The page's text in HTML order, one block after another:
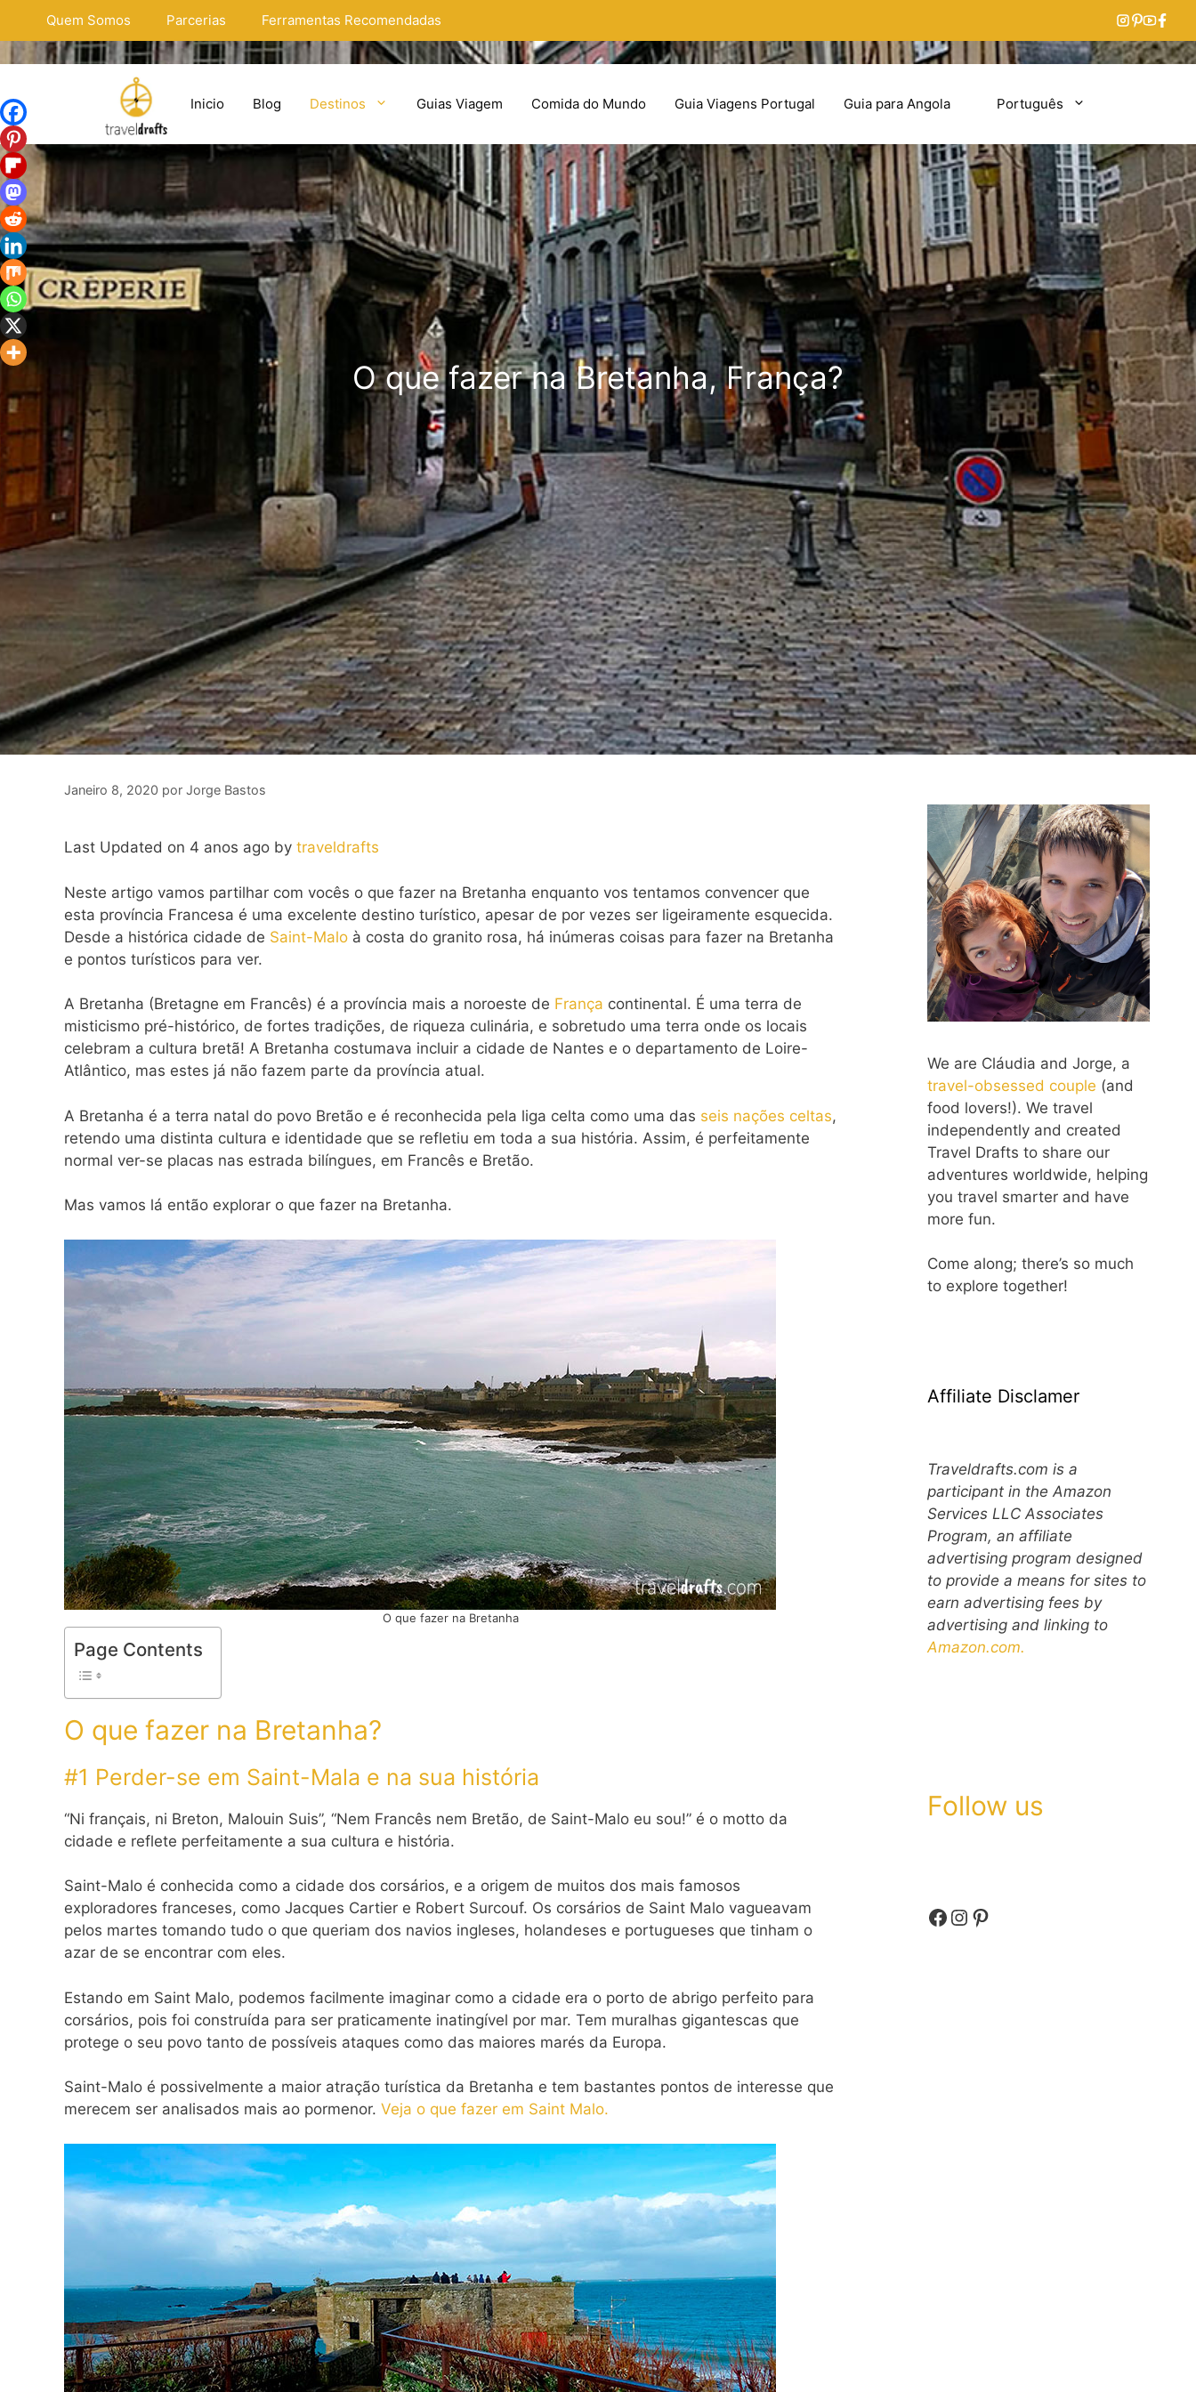
Quem Somos Parcerias Ferramentas Recomendadas
Inicio Blog Destinos Guias Viagem Comida do Mundo Guia Viagens Portugal Guia para Angola Português
O que fazer na Bretanha, França?
Janeiro 8, 2020 por Jorge Bastos
Last Updated on 4 anos ago by traveldrafts
Neste artigo vamos partilhar com vocês o que fazer na Bretanha enquanto vos tentamos convencer que
esta província Francesa é uma excelente destino turístico, apesar de por vezes ser ligeiramente esquecida.
Desde a histórica cidade de Saint-Malo à costa do granito rosa, há inúmeras coisas para fazer na Bretanha
e pontos turísticos para ver.
A Bretanha (Bretagne em Francês) é a província mais a noroeste de França continental. É uma terra de
misticismo pré-histórico, de fortes tradições, de riqueza culinária, e sobretudo uma terra onde os locais
celebram a cultura bretã! A Bretanha costumava incluir a cidade de Nantes e o departamento de Loire-
Atlântico, mas estes já não fazem parte da província atual.
A Bretanha é a terra natal do povo Bretão e é reconhecida pela liga celta como uma das seis nações celtas,
retendo uma distinta cultura e identidade que se refletiu em toda a sua história. Assim, é perfeitamente
normal ver-se placas nas estrada bilíngues, em Francês e Bretão.
Mas vamos lá então explorar o que fazer na Bretanha.
O que fazer na Bretanha
Page Contents
O que fazer na Bretanha?
#1 Perder-se em Saint-Mala e na sua história
“Ni français, ni Breton, Malouin Suis”, “Nem Francês nem Bretão, de Saint-Malo eu sou!” é o motto da
cidade e reflete perfeitamente a sua cultura e história.
Saint-Malo é conhecida como a cidade dos corsários, e a origem de muitos dos mais famosos
exploradores franceses, como Jacques Cartier e Robert Surcouf. Os corsários de Saint Malo vagueavam
pelos martes tomando tudo o que queriam dos navios ingleses, holandeses e portugueses que tinham o
azar de se encontrar com eles.
Estando em Saint Malo, podemos facilmente imaginar como a cidade era o porto de abrigo perfeito para
corsários, pois foi construída para ser praticamente inatingível por mar. Tem muralhas gigantescas que
protege o seu povo tanto de possíveis ataques como das maiores marés da Europa.
Saint-Malo é possivelmente a maior atração turística da Bretanha e tem bastantes pontos de interesse que
merecem ser analisados mais ao pormenor. Veja o que fazer em Saint Malo.
We are Cláudia and Jorge, a
travel-obsessed couple (and
food lovers!). We travel
independently and created
Travel Drafts to share our
adventures worldwide, helping
you travel smarter and have
more fun.
Come along; there’s so much
to explore together!
Affiliate Disclamer
Traveldrafts.com is a
participant in the Amazon
Services LLC Associates
Program, an affiliate
advertising program designed
to provide a means for sites to
earn advertising fees by
advertising and linking to
Amazon.com.
Follow us
Facebook
Instagram
Pinterest